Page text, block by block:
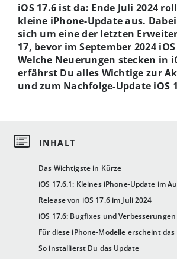
Das Wichtigste in Kürze
iOS 17.6.1: Kleines iPhone-Update im
Release von iOS 17.6 im Juli 2024
iOS 17.6: Bugfixes und Verbesserungen
Für diese iPhone-Modelle erscheint das
So installierst Du das Update
iOS 17.6 ist da: Ende Juli 2024
kleine iPhone-Update aus.
sich um eine der letzten
17, bevor im September 2024
Welche Neuerungen stecken in
erfährst Du alles Wichtige zur
und zum Nachfolge-Update iOS